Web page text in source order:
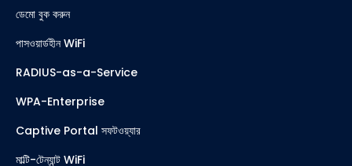
ডেমো বুক করুন
পাসওয়ার্ডহীন WiFi
RADIUS-as-a-Service
WPA-Enterprise
Captive Portal সফটওয়্যার
মাল্টি-টেন্যান্ট WiFi